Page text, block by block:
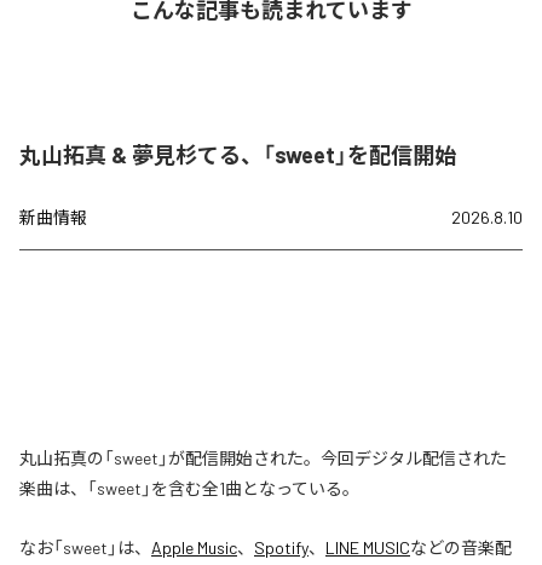
こんな記事も読まれています
丸山拓真 & 夢見杉てる、「sweet」を配信開始
新曲情報 2026.8.10
丸山拓真の「sweet」が配信開始された。今回デジタル配信された
楽曲は、「sweet」を含む全1曲となっている。
なお「sweet 」は、 Apple Music、 Spotify、 LINE MUSICなどの音楽配